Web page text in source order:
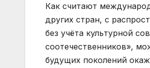
Как считают
других стран, с
без учёта культурной
соотечественников»,
будущих поколений